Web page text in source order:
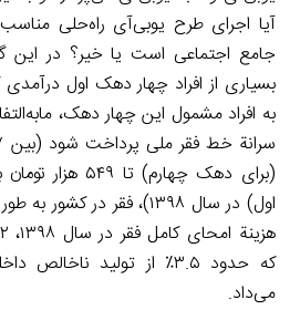
آیا اجرای طرح یوبی‌آی راه‌حلی
جامع اجتماعی است یا خیر؟ در این
بسیاری از افراد چهار دهک اول
به افراد مشمول این چهار دهک،
(برای دهک چهارم)
اول) در سال ۱۳۹۸)، فقر در
که حدود ۳.۵٪ از تولید
می‌داد.